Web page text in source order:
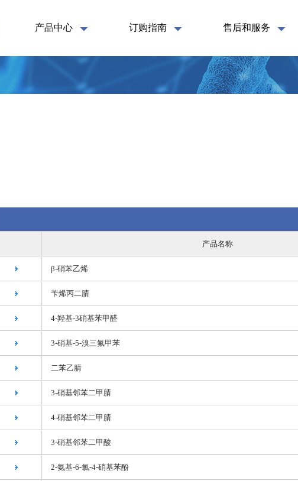
产品中心 订购指南 售后和服务
产品名称
β-硝苯乙烯
苄烯丙二腈
4-羟基-3硝基苯甲醛
3-硝基-5-溴三氟甲苯
二苯乙腈
3-硝基邻苯二甲腈
4-硝基邻苯二甲腈
3-硝基邻苯二甲酸
2-氨基-6-氯-4-硝基苯酚